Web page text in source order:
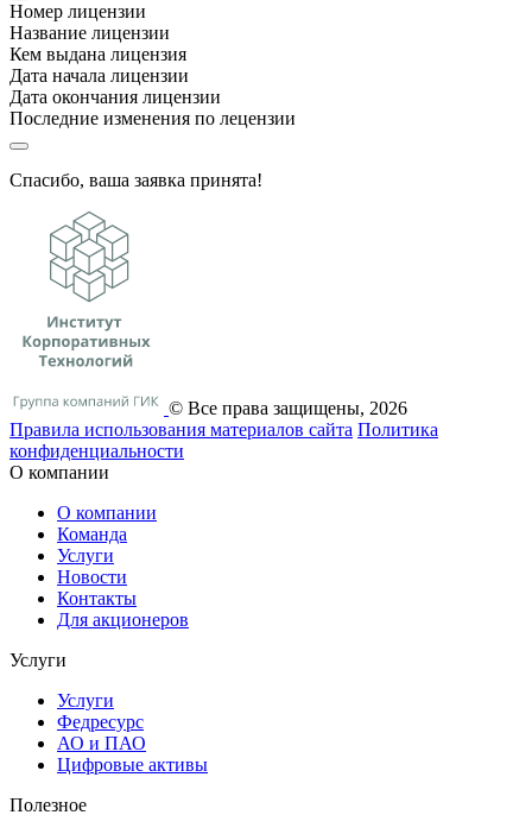
Номер лицензии
Название лицензии
Кем выдана лицензия
Дата начала лицензии
Дата окончания лицензии
Последние изменения по лецензии
Спасибо, ваша заявка принята!
© Все права защищены, 2026
Правила использования материалов сайта Политика
конфиденциальности
О компании
О компании
Команда
Услуги
Новости
Контакты
Для акционеров
Услуги
Услуги
Федресурс
АО и ПАО
Цифровые активы
Полезное